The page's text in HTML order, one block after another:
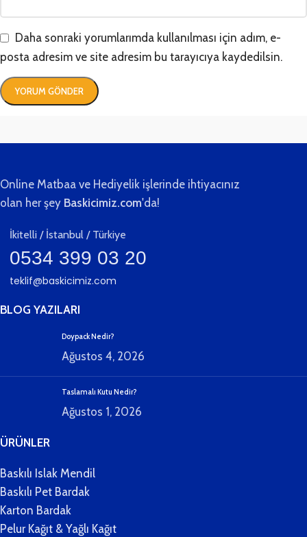
Daha sonraki yorumlarımda kullanılması için adım, e-
posta adresim ve site adresim bu tarayıcıya kaydedilsin.
Online Matbaa ve Hediyelik işlerinde ihtiyacınız
olan her şey Baskicimiz.com'da!
İkitelli / İstanbul / Türkiye
0534 399 03 20
teklif@baskicimiz.com
BLOG YAZILARI
Doypack Nedir?
Ağustos 4, 2026
Taslamalı Kutu Nedir?
Ağustos 1, 2026
ÜRÜNLER
Baskılı Islak Mendil
Baskılı Pet Bardak
Karton Bardak
Pelur Kağıt & Yağlı Kağıt